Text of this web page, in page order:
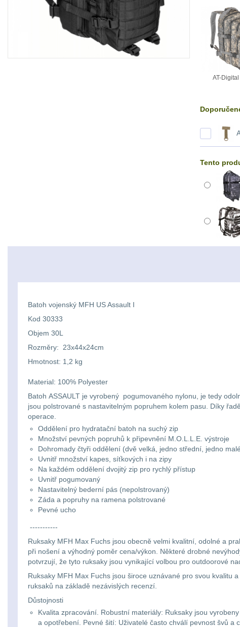
AT-
Tento
Batoh vojenský MFH US Assault I
Kod 30333
Objem 30L
Rozměry: 23x44x24cm
Hmotnost: 1,2 kg
Material: 100% Polyester
Batoh ASSAULT je vyrobený pogumovaného nylonu, je tedy
jsou polstrované s nastavitelným popruhem kolem pasu. Díky
operace.
Oddělení pro hydratační batoh na suchý zip
Množství pevných popruhů k připevnění M.O.L.L.E. výstroje
Dohromady čtyři oddělení (dvě velká, jedno střední, jedno
Uvnitř množství kapes, síťkových i na zipy
Na každém oddělení dvojitý zip pro rychlý přístup
Uvnitř pogumovaný
Nastavitelný bederní pás (nepolstrovaný)
Záda a popruhy na ramena polstrované
Pevné ucho
-----------
Ruksaky MFH Max Fuchs jsou obecně velmi kvalitní, odolné a
při nošení a výhodný poměr cena/výkon. Některé drobné
potvrzují, že tyto ruksaky jsou vynikající volbou pro outdoorové
Ruksaky MFH Max Fuchs jsou široce uznávané pro svou kvalitu
ruksaků na základě nezávislých recenzí.
Důstojnosti
Kvalita zpracování. Robustní materiály: Ruksaky jsou
a opotřebení. Pevné šití: Uživatelé často chválí pevnost švů a